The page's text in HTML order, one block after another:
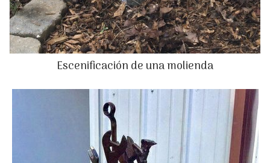
Escenificación de una molienda